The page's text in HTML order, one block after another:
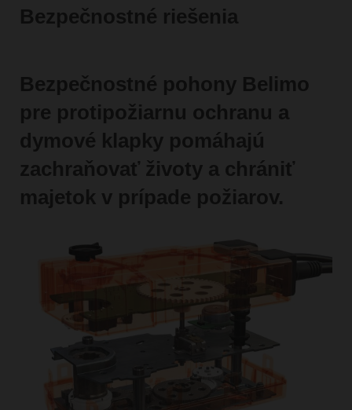
Bezpečnostné riešenia
Bezpečnostné pohony Belimo
pre protipožiarnu ochranu a
dymové klapky pomáhajú
zachraňovať životy a chrániť
majetok v prípade požiarov.